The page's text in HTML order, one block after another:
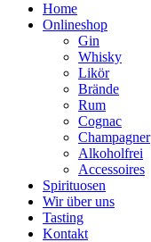
Home
Onlineshop
Gin
Whisky
Likör
Brände
Rum
Cognac
Champagner
Alkoholfrei
Accessoires
Spirituosen
Wir über uns
Tasting
Kontakt